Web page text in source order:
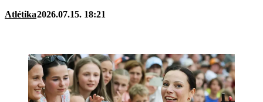
Atlétika2026.07.15. 18:21